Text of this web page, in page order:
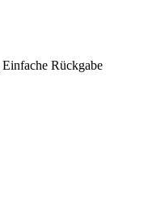
Einfache Rückgabe